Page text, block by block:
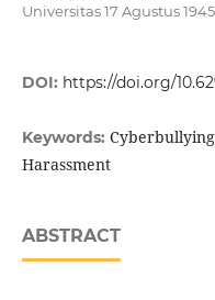
Universitas 17 Agustus
DOI: https://doi.org/
Keywords:
Harassment
ABSTRACT